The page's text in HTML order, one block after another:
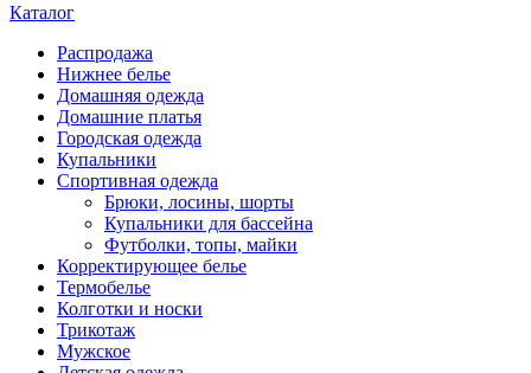
Каталог
Распродажа
Нижнее белье
Домашняя одежда
Домашние платья
Городская одежда
Купальники
Спортивная одежда
Брюки, лосины, шорты
Купальники для бассейна
Футболки, топы, майки
Корректирующее белье
Термобелье
Колготки и носки
Трикотаж
Мужское